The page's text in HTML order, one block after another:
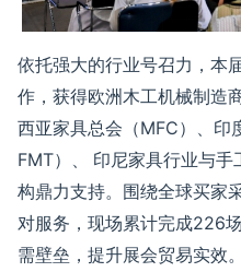
依托强大的行业号召力，本
作，获得欧洲木工机械制造
西亚家具总会（MFC）、印
FMT）、 印尼家具行业与手
构鼎力支持。 围绕全球买家
对服务，现场累计完成226
需壁垒，提升展会贸易实效。